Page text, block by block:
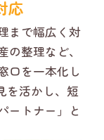
応
まで幅広く対
整理など、
口を一本化し
を活かし、短
ートナー」と